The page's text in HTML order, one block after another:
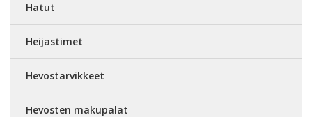
Hatut
Heijastimet
Hevostarvikkeet
Hevosten makupalat